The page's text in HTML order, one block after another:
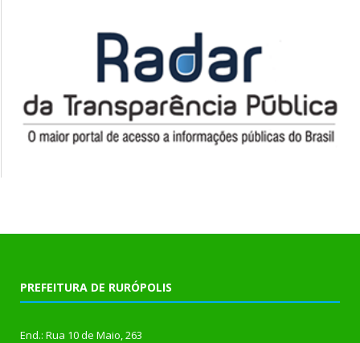
PREFEITURA DE RURÓPOLIS
End.: Rua 10 de Maio, 263